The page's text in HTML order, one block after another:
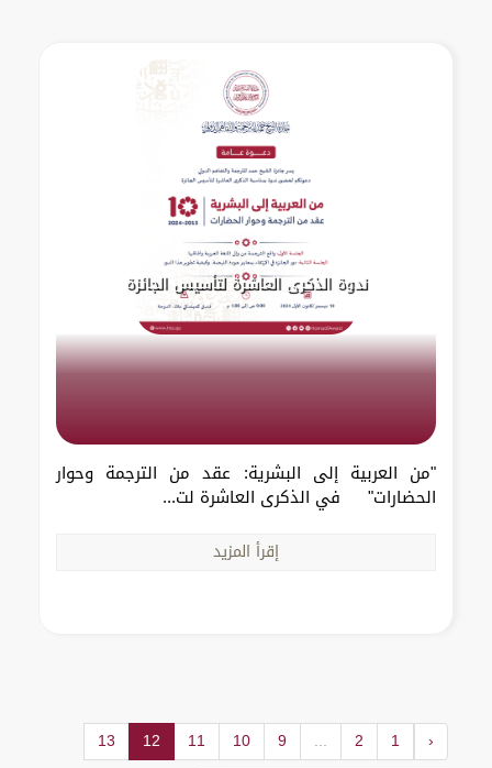
ندوة الذكرى العاشرة لتأسيس الجائزة
"من العربية إلى البشرية: عقد من الترجمة وحوار
الحضارات" في الذكرى العاشرة لت...
إقرأ المزيد
‹
1
2
...
9
10
11
12
13